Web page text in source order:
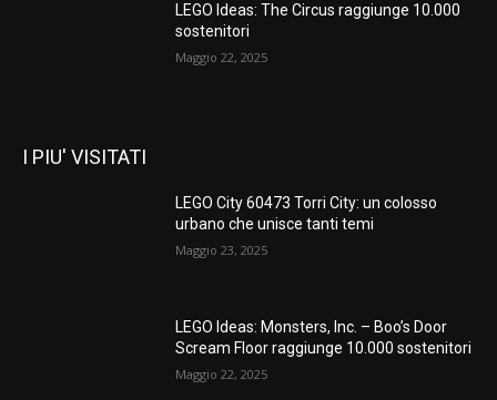
LEGO Ideas: The Circus raggiunge 10.000
sostenitori
Maggio 22, 2025
I PIU' VISITATI
LEGO City 60473 Torri City: un colosso
urbano che unisce tanti temi
Maggio 23, 2025
LEGO Ideas: Monsters, Inc. – Boo’s Door
Scream Floor raggiunge 10.000 sostenitori
Maggio 22, 2025